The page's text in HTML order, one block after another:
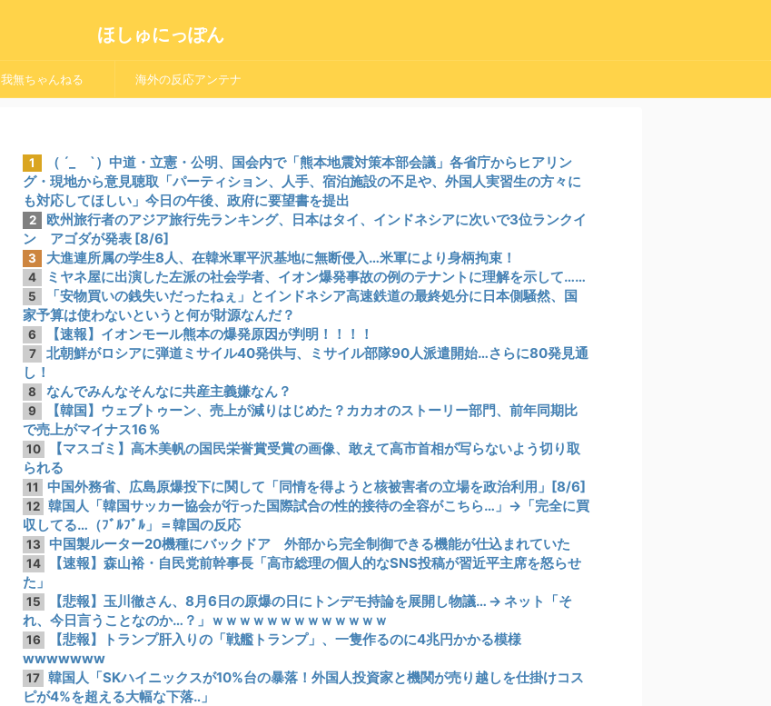
ほしゅにっぽん
我無ちゃんねる 海外の反応アンテナ
1
（ ´_ゝ`）中道・立憲・公明、国会内で「熊本地震対策本部会議」各省庁からヒアリン
グ・現地から意見聴取「パーティション、人手、宿泊施設の不足や、外国人実習生の方々に
も対応してほしい」今日の午後、政府に要望書を提出
2
欧州旅行者のアジア旅行先ランキング、日本はタイ、インドネシアに次いで3位ランクイ
ン アゴダが発表 [8/6]
3 大進連所属の学生8人、在韓米軍平沢基地に無断侵入…米軍により身柄拘束！
4 ミヤネ屋に出演した左派の社会学者、イオン爆発事故の例のテナントに理解を示して……
5
「安物買いの銭失いだったねぇ」とインドネシア高速鉄道の最終処分に日本側騒然、国
家予算は使わないというと何が財源なんだ？
6 【速報】イオンモール熊本の爆発原因が判明！！！！
7
北朝鮮がロシアに弾道ミサイル40発供与、ミサイル部隊90人派遣開始…さらに80発見通
し！
8 なんでみんなそんなに共産主義嫌なん？
9
【韓国】ウェブトゥーン、売上が減りはじめた？カカオのストーリー部門、前年同期比
で売上がマイナス16％
10
【マスゴミ】高木美帆の国民栄誉賞受賞の画像、敢えて高市首相が写らないよう切り取
られる
11 中国外務省、広島原爆投下に関して「同情を得ようと核被害者の立場を政治利用」[8/6]
12 韓国人「韓国サッカー協会が行った国際試合の性的接待の全容がこちら…」→「完全に買
収してる…（ﾌﾞﾙﾌﾞﾙ」＝韓国の反応
13 中国製ルーター20機種にバックドア 外部から完全制御できる機能が仕込まれていた
14
【速報】森山裕・自民党前幹事長「高市総理の個人的なSNS投稿が習近平主席を怒らせ
た」
15
【悲報】玉川徹さん、8月6日の原爆の日にトンデモ持論を展開し物議… → ネット「そ
れ、今日言うことなのか…？」ｗｗｗｗｗｗｗｗｗｗｗｗｗ
16
【悲報】トランプ肝入りの「戦艦トランプ」、一隻作るのに4兆円かかる模様
wwwwwww
17 韓国人「SKハイニックスが10%台の暴落！外国人投資家と機関が売り越しを仕掛けコス
ピが4%を超える大幅な下落‥」